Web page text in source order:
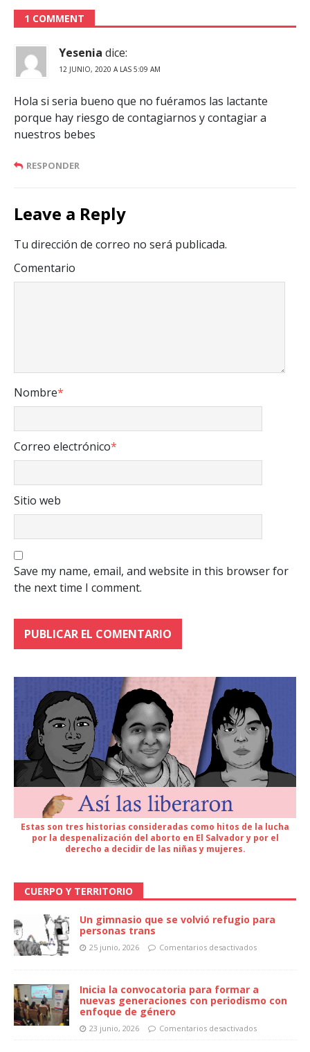
1 COMMENT
Yesenia dice:
12 JUNIO, 2020 A LAS 5:09 AM
Hola si seria bueno que no fuéramos las lactante
porque hay riesgo de contagiarnos y contagiar a
nuestros bebes
RESPONDER
Leave a Reply
Tu dirección de correo no será publicada.
Comentario
Nombre*
Correo electrónico*
Sitio web
Save my name, email, and website in this browser for
the next time I comment.
Estas son tres historias consideradas como hitos de la lucha
por la despenalización del aborto en El Salvador y por el
derecho a decidir de las niñas y mujeres.
CUERPO Y TERRITORIO
Un gimnasio que se volvió refugio para
personas trans
25 junio, 2026 Comentarios desactivados
Inicia la convocatoria para formar a
nuevas generaciones con periodismo con
enfoque de género
23 junio, 2026 Comentarios desactivados